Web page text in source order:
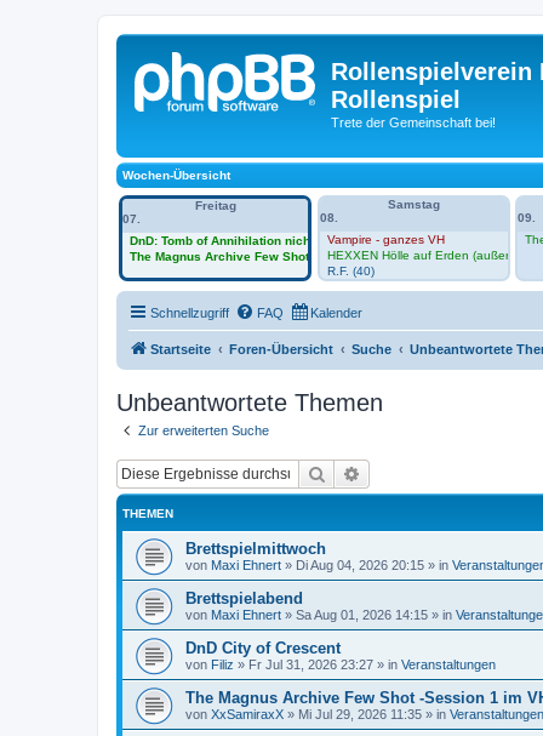
Rollenspielverein
Rollenspiel
Trete der Gemeinschaft bei!
Wochen-Übersicht
Freitag
07.
DnD: Tomb of Annihilation nicht im Vh
The Magnus Archive Few Shot -Session Zero im VH
Samstag
08.
Vampire - ganzes VH
HEXXEN Hölle auf Erden (außerhalb
R.F. (40)
09.
Schnellzugriff FAQ Kalender
Startseite Foren-Übersicht Suche Unbeantwortete
Unbeantwortete Themen
Zur erweiterten Suche
Suche
THEMEN
Brettspielmittwoch
von Maxi Ehnert » Di Aug 04, 2026 20:15 » in
Brettspielabend
von Maxi Ehnert » Sa Aug 01, 2026 14:15 » in
DnD City of Crescent
von Filiz » Fr Jul 31, 2026 23:27 » in Veranstaltungen
The Magnus Archive Few Shot -Session 1 im
von XxSamiraxX » Mi Jul 29, 2026 11:35 » in Veranstaltungen